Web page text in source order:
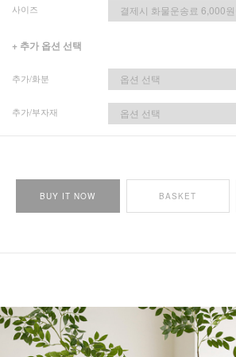
사이즈
+ 추가 옵션 선택
추가/화분
추가/부자재
BUY IT NOW BASKET